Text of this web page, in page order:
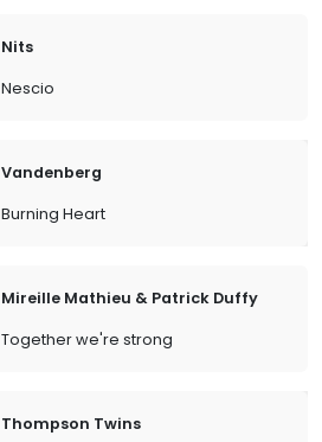
Nits
Nescio
Vandenberg
Burning Heart
Mireille Mathieu & Patrick Duffy
Together we're strong
Thompson Twins